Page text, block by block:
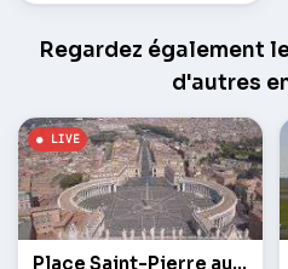
Regardez également
d'autres
Place Saint-Pierre au Vatican